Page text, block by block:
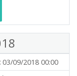
03/09/2018 00:00